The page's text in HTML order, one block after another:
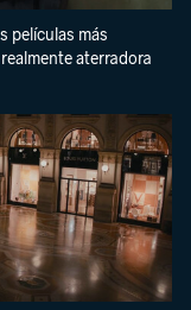
películas más
aterradora